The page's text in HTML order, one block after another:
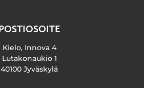
POSTIOSOITE
Kielo, Innova 4
Lutakonaukio 1
40100 Jyväskylä